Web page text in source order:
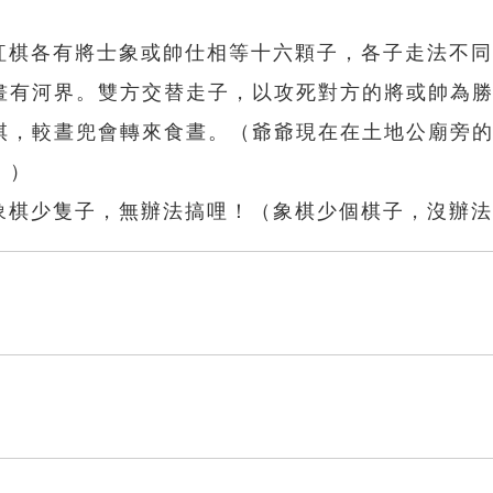
各有將士象或帥仕相等十六顆子，各子走法不
河界。雙方交替走子，以攻死對方的將或帥為
較晝兜會轉來食晝。（爺爺現在在土地公廟旁
少隻子，無辦法搞哩！（象棋少個棋子，沒辦